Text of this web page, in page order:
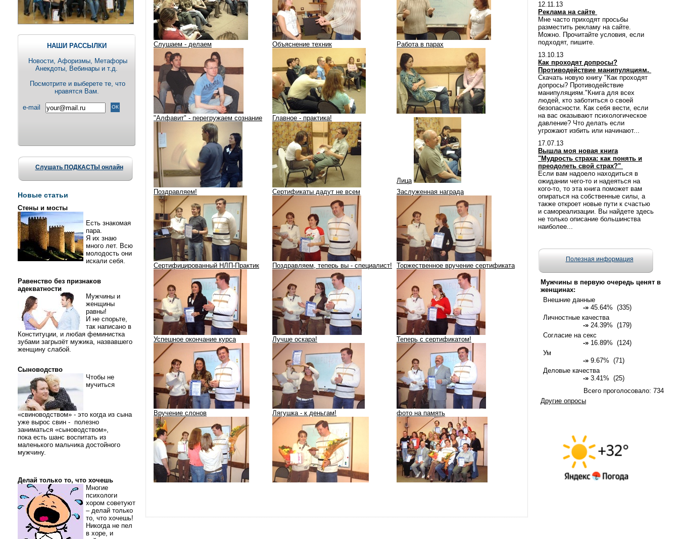
НАШИ РАССЫЛКИ
Новости, Aфоризмы, Метафоры
Анекдоты, Вебинары и т.д.
Посмотрите и выберете те, что
нравятся Вам.
e-mail
Слушать ПОДКАСТЫ онлайн
Новые статьи
Стены и мосты
Есть знакомая
пара.
Я их знаю
много лет. Всю
молодость они
искали себя.
Равенство без признаков
адекватности
Мужчины и
женщины
равны!
И не спорьте,
так написано в
Конституции, и любая феминистка
зубами загрызёт мужика, назвавшего
женщину слабой.
Сыноводство
Чтобы не
мучиться
«свиноводством» - это когда из сына
уже вырос свин - полезно
заниматься «сыноводством»,
пока есть шанс воспитать из
маленького мальчика достойного
мужчину.
Делай только то, что хочешь
Многие
психологи
хором советуют
– делай только
то, что хочешь!
Никогда не пел
в хоре, и
Слушаем - делаем Объяснение техник Работа в парах
"Алфавит" - перегружаем сознание Главное - практика!
Лица
Поздравляем!
Сертификаты дадут не всем Заслуженная награда
Сертифицированный НЛП-Практик Поздравляем, теперь вы - специалист! Торжественное вручение сертификата
Успешное окончание курса Лучше оскара! Теперь с сертификатом!
Вручение слонов Лягушка - к деньгам! фото на память
12.11.13
Реклама на сайте
Мне часто приходят просьбы
разместить рекламу на сайте.
Можно. Прочитайте условия, если
подходят, пишите.
13.10.13
Как проходят допросы?
Противодействие манипуляциям.
Скачать новую книгу "Как проходят
допросы? Противодействие
манипуляциям."Книга для всех
людей, кто заботиться о своей
безопасности. Как себя вести, если
на вас оказывают психологическое
давление? Что делать если
угрожают избить или начинают...
17.07.13
Вышла моя новая книга
"Мудрость страха: как понять и
преодолеть свой страх?"
Если вам надоело находиться в
ожидании чего-то и надеяться на
кого-то, то эта книга поможет вам
опираться на собственные силы, а
также откроет новые пути к счастью
и самореализации. Вы найдете здесь
не только описание большинства
наиболее...
Полезная информация
Мужчины в первую очередь ценят в
женщинах:
Внешние данные
-» 45.64% (335)
Личностные качества
-» 24.39% (179)
Согласие на секс
-» 16.89% (124)
Ум
-» 9.67% (71)
Деловые качества
-» 3.41% (25)
Всего проголосовало: 734
Другие опросы